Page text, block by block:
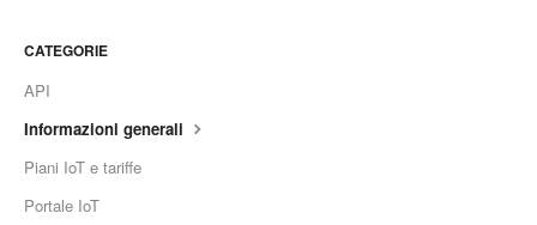
CATEGORIE
API
Informazioni generali
Piani IoT e tariffe
Portale IoT